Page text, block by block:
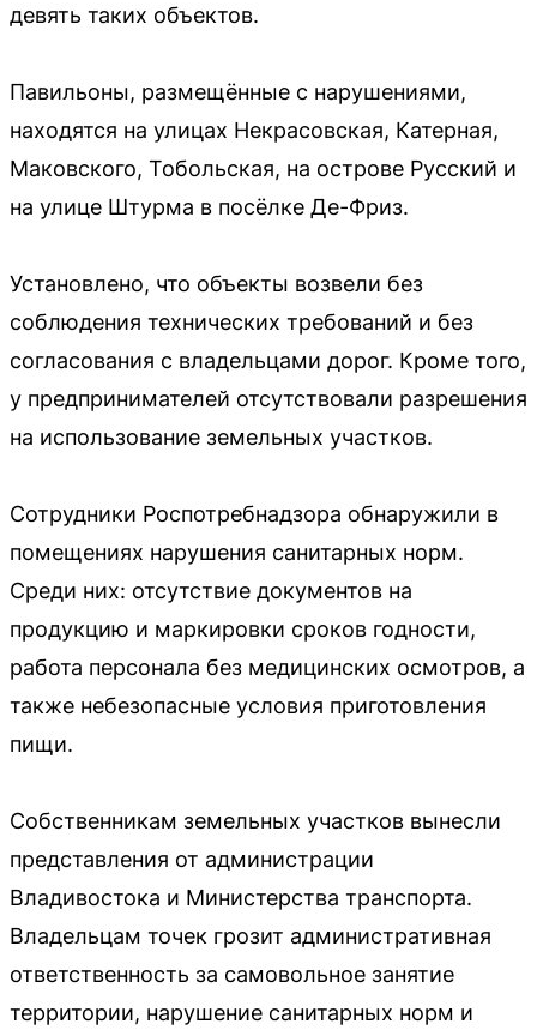
девять таких объектов.
Павильоны, размещённые с нарушениями,
находятся на улицах Некрасовская, Катерная,
Маковского, Тобольская, на острове Русский и
на улице Штурма в посёлке Де-Фриз.
Установлено, что объекты возвели без
соблюдения технических требований и без
согласования с владельцами дорог. Кроме того,
у предпринимателей отсутствовали разрешения
на использование земельных участков.
Сотрудники Роспотребнадзора обнаружили в
помещениях нарушения санитарных норм.
Среди них: отсутствие документов на
продукцию и маркировки сроков годности,
работа персонала без медицинских осмотров, а
также небезопасные условия приготовления
пищи.
Собственникам земельных участков вынесли
представления от администрации
Владивостока и Министерства транспорта.
Владельцам точек грозит административная
ответственность за самовольное занятие
территории, нарушение санитарных норм и